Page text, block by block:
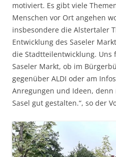
motiviert. Es gibt viele
Menschen vor Ort angehen
insbesondere die Alstertaler
Entwicklung des Saseler
die Stadtteilentwicklung. Uns
Saseler Markt, ob im
gegenüber ALDI oder am
Anregungen und Ideen,
Sasel gut gestalten.“, so der